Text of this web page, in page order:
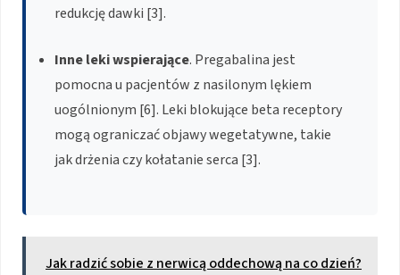
redukcję dawki [3].
Inne leki wspierające. Pregabalina jest
pomocna u pacjentów z nasilonym lękiem
uogólnionym [6]. Leki blokujące beta receptory
mogą ograniczać objawy wegetatywne, takie
jak drżenia czy kołatanie serca [3].
Jak radzić sobie z nerwicą oddechową na co dzień?